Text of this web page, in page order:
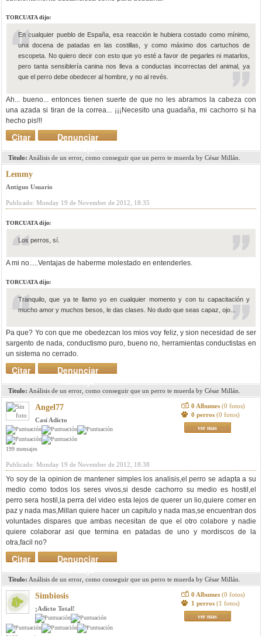
TORCUATA dijo:
En cualquier pueblo de España, esa reacción le hubiera costado como mínimo,
una docena de patadas en las costillas, y como máximo dos cartuchos de
escopeta. No quiero decir con esto que yo esté a favor de pegarles ni matarlos,
pero tanta sensiblería canina nos lleva a conductas incorrectas del animal, ya
que el perro debe obedecer al hombre, y no al revés.
Ah... bueno... entonces tienen suerte de que no les abramos la cabeza con
una azada si tiran de la correa... ¡¡¡Necesito una guadaña, mi cachorro si ha
hecho pis!!!
Denunciar
mensaje
Citar
Titulo: Análisis de un error, como conseguir que un perro te muerda by César Millán.
Lemmy
Antiguo Usuario
Publicado: Monday 19 de November de 2012, 18:35
TORCUATA dijo:
Los perros, sí.
A mi no.....Ventajas de haberme molestado en entenderles.
TORCUATA dijo:
Tranquilo, que ya te llamo yo en cualquier momento y con tu capacitación y
mucho amor y muchos besos, le das clases. No dudo que seas capaz, ojo...
Pa que? Yo con que me obedezcan los mios voy feliz, y sion necesidad de ser
sargento de nada, conductismo puro, bueno no, herramientas conductistas en
un sistema no cerrado.
Denunciar
mensaje
Citar
Titulo: Análisis de un error, como conseguir que un perro te muerda by César Millán.
Angel77
Casi Adicto
199 mensajes
0 Albumes (0 fotos)
0 perros (0 fotos)
ver mas
Publicado: Monday 19 de November de 2012, 18:38
Yo soy de la opinion de mantener simples los analisis,el perro se adapta a su
medio como todos los seres vivos,si desde cachorro su medio es hostil,el
perro sera hostil,la perra del video esta lejos de querer un lio,quiere comer en
paz y nada mas,Millan quiere hacer un capitulo y nada mas,se encuentran dos
voluntades dispares que ambas necesitan de que el otro colabore y nadie
quiere colaborar asi que termina en patadas de uno y mordiscos de la
otra,facil no?
Denunciar
mensaje
Citar
Titulo: Análisis de un error, como conseguir que un perro te muerda by César Millán.
Simbiosis
¡Adicto Total!
0 Albumes (0 fotos)
1 perros (1 fotos)
ver mas